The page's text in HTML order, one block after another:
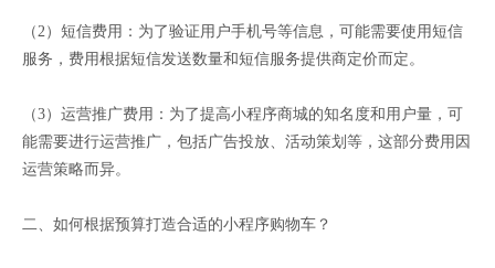
（2）短信费用：为了验证用户手机号等信息，可能需要使用短信
服务，费用根据短信发送数量和短信服务提供商定价而定。
（3）运营推广费用：为了提高小程序商城的知名度和用户量，可
能需要进行运营推广，包括广告投放、活动策划等，这部分费用因
运营策略而异。
二、如何根据预算打造合适的小程序购物车？